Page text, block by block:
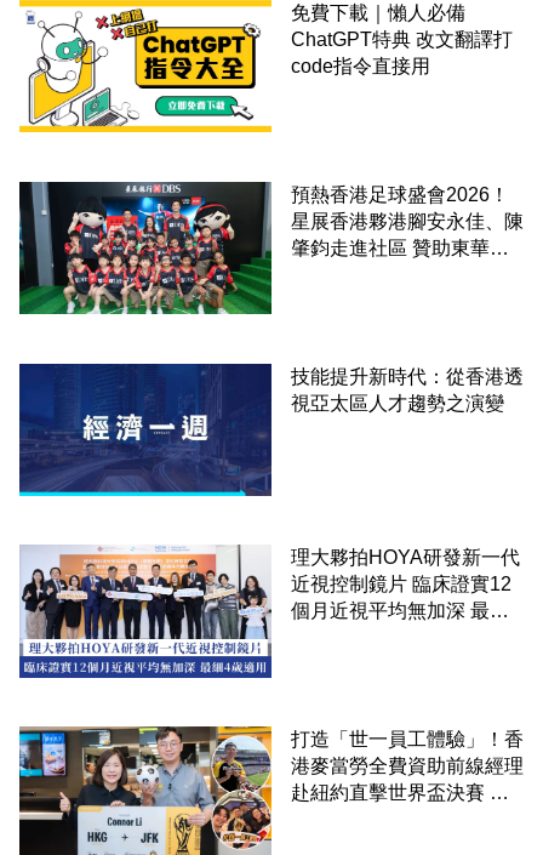
免費下載｜懶人必備
ChatGPT特典 改文翻譯打
code指令直接用
預熱香港足球盛會2026！
星展香港夥港腳安永佳、陳
肇鈞走進社區 贊助東華三
技能提升新時代：從香港透
視亞太區人才趨勢之演變
理大夥拍HOYA研發新一代
近視控制鏡片 臨床證實12
個月近視平均無加深 最細4
打造「世一員工體驗」！香
港麥當勞全費資助前線經理
赴紐約直擊世界盃決賽 見